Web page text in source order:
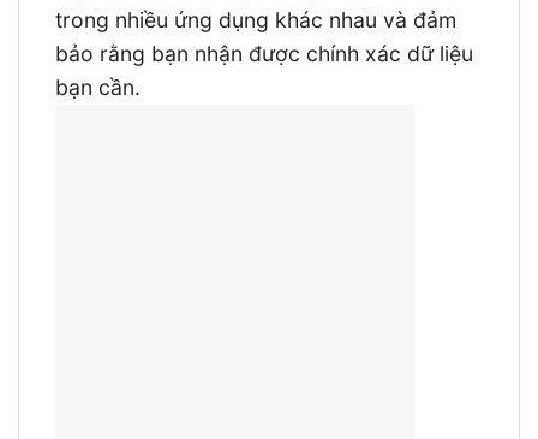
trong nhiều ứng dụng khác nhau và đảm
bảo rằng bạn nhận được chính xác dữ liệu
bạn cần.